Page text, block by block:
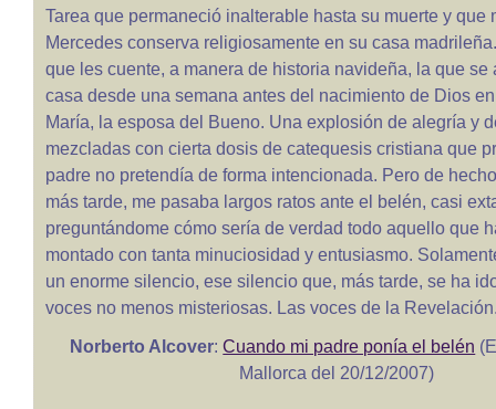
Tarea que permaneció inalterable hasta su muerte y que
Mercedes conserva religiosamente en su casa
que les cuente, a manera de historia navideña, la que se
casa desde una semana antes del nacimiento de Dios
María, la esposa del Bueno. Una explosión de alegría y
mezcladas con cierta dosis de catequesis cristiana que
padre no pretendía de forma intencionada. Pero de
más tarde, me pasaba largos ratos ante el belén, casi
preguntándome cómo sería de verdad todo aquello que
montado con tanta minuciosidad y entusiasmo.
un enorme silencio, ese silencio que, más tarde, se ha
voces no menos misteriosas. Las voces de la
Norberto Alcover:Cuando mi padre ponía el belén
Mallorca del 20/12/2007)